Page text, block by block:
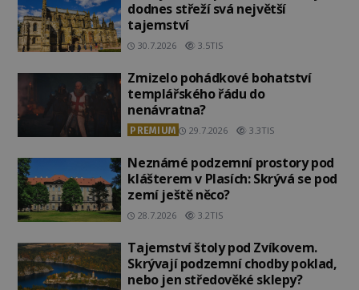
dodnes střeží svá největší
tajemství
30.7.2026 3.5TIS
Zmizelo pohádkové bohatství
templářského řádu do
nenávratna?
PREMIUM 29.7.2026 3.3TIS
Neznámé podzemní prostory pod
klášterem v Plasích: Skrývá se pod
zemí ještě něco?
28.7.2026 3.2TIS
Tajemství štoly pod Zvíkovem.
Skrývají podzemní chodby poklad,
nebo jen středověké sklepy?